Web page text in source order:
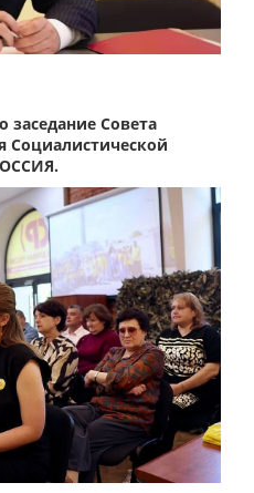
заседание Совета
Социалистической